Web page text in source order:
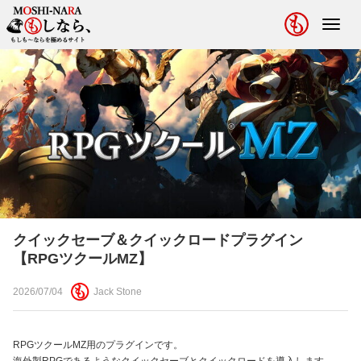
クイックセーブ＆クイックロードプラグイン
【RPGツクールMZ】
2026/07/04 Jack Stone
RPGツクールMZ用のプラグインです。